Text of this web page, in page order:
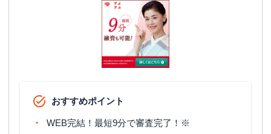
おすすめポイント
WEB完結！最短9分で審査完了！※